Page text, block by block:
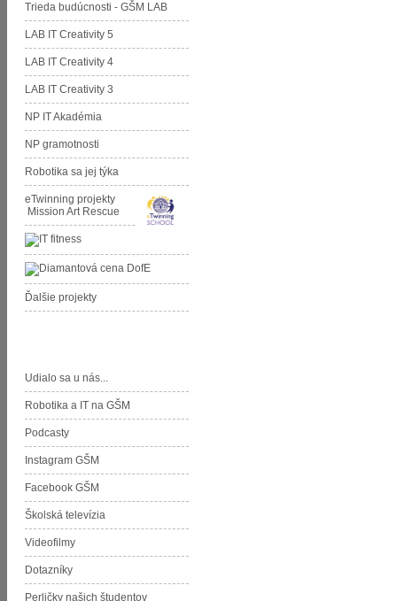
Trieda budúcnosti - GŠM LAB
LAB IT Creativity 5
LAB IT Creativity 4
LAB IT Creativity 3
NP IT Akadémia
NP gramotnosti
Robotika sa jej týka
eTwinning projekty
Mission Art Rescue
Ďalšie projekty
Udialo sa u nás...
Robotika a IT na GŠM
Podcasty
Instagram GŠM
Facebook GŠM
Školská televízia
Videofilmy
Dotazníky
Perličky našich študentov